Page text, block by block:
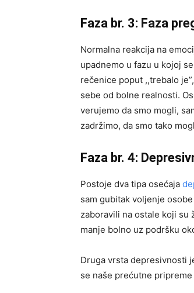
Faza br. 3: Faza
Normalna reakcija na
upadnemo u fazu u kojoj
rečenice poput ,,trebalo
sebe od bolne realnosti.
verujemo da smo mogli,
zadržimo, da smo tako
Faza br. 4:
Postoje dva tipa osećaja
sam gubitak voljenje
zaboravili na ostale koji su
manje bolno uz podršku
Druga vrsta depresivnosti
se naše prećutne